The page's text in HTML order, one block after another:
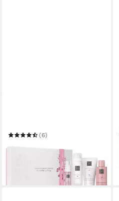
Luxus-Set(6)
leider ausverkauft